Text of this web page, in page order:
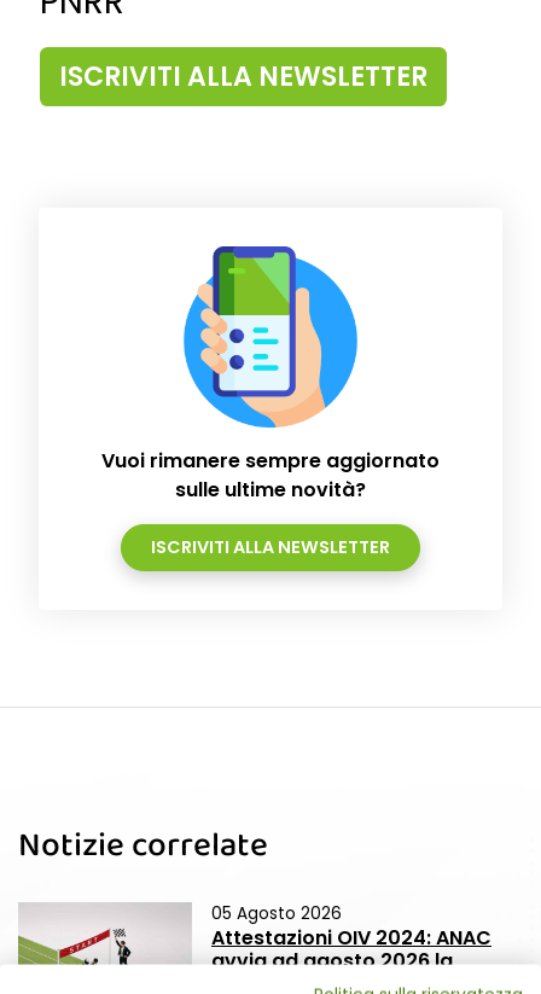
ISCRIVITI ALLA NEWSLETTER
Vuoi rimanere sempre aggiornato
sulle ultime novità?
ISCRIVITI ALLA NEWSLETTER
Notizie correlate
05 Agosto 2026
Attestazioni OIV 2024: ANAC
avvia ad agosto 2026 la
vigilanza d'ufficio, prima del